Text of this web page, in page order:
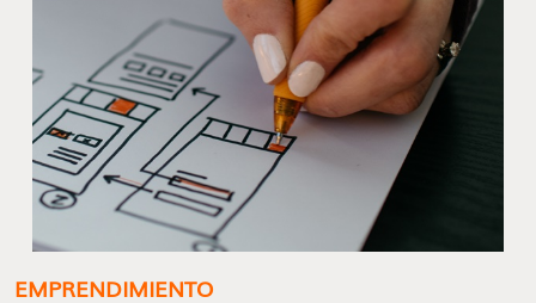
EMPRENDIMIENTO